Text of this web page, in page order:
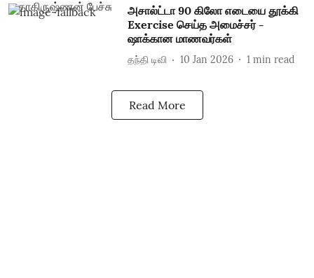
அசால்ட்டா 90 கிலோ எடையை தூக்கி
Exercise செய்த அமைச்சர் -
ஷாக்கான மாணவர்கள்
தந்தி டிவி 10 Jan 2026 1 min read
Read More